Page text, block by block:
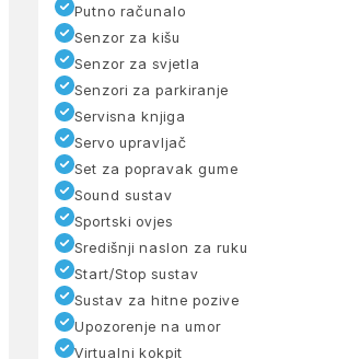
Putno računalo
Senzor za kišu
Senzor za svjetla
Senzori za parkiranje
Servisna knjiga
Servo upravljač
Set za popravak gume
Sound sustav
Sportski ovjes
Središnji naslon za ruku
Start/Stop sustav
Sustav za hitne pozive
Upozorenje na umor
Virtualni kokpit